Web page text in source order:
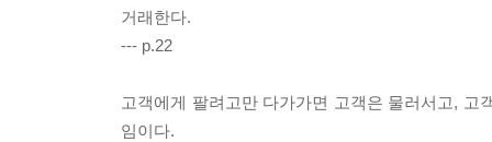
경쟁 우위는 인재 발굴로 지속된다
1 어떤 직원을 영업부서에 배치하면 좋을까? ①
3 경쟁 우위
거래한다.
--- p.22
고객에게 팔려고만 다가가면 고객은 물러서고,
임이다.